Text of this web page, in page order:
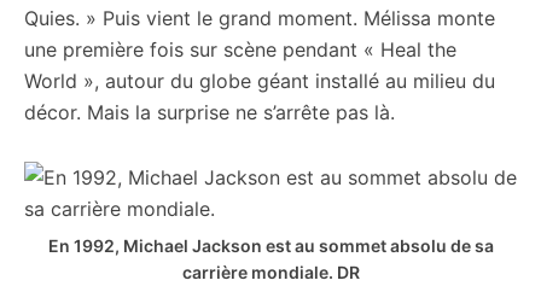
Quies. » Puis vient le grand moment. Mélissa monte
une première fois sur scène pendant « Heal the
World », autour du globe géant installé au milieu du
décor. Mais la surprise ne s’arrête pas là.
En 1992, Michael Jackson est au sommet absolu de sa
carrière mondiale. DR